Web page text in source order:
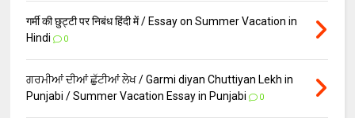
गर्मी की छुट्टी पर निबंध हिंदी में / Essay on Summer Vacation in
Hindi
0
ਗਰਮੀਆਂ ਦੀਆਂ ਛੁੱਟੀਆਂ ਲੇਖ / Garmi diyan Chuttiyan Lekh in
Punjabi / Summer Vacation Essay in Punjabi
0